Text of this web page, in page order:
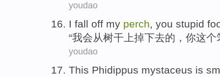
youdao
I fall off my perch, you stupid
“我会从树干上掉下去的， 你这个
youdao
This Phidippus mystaceus is